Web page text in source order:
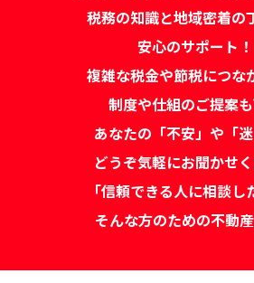
税務の知識と地域密着の
安心のサポート
複雑な税金や節税につな
制度や仕組のご提案も
あなたの「不安」や「迷
どうぞ気軽にお聞かせく
「信頼できる人に相談
そんな方のための不動産